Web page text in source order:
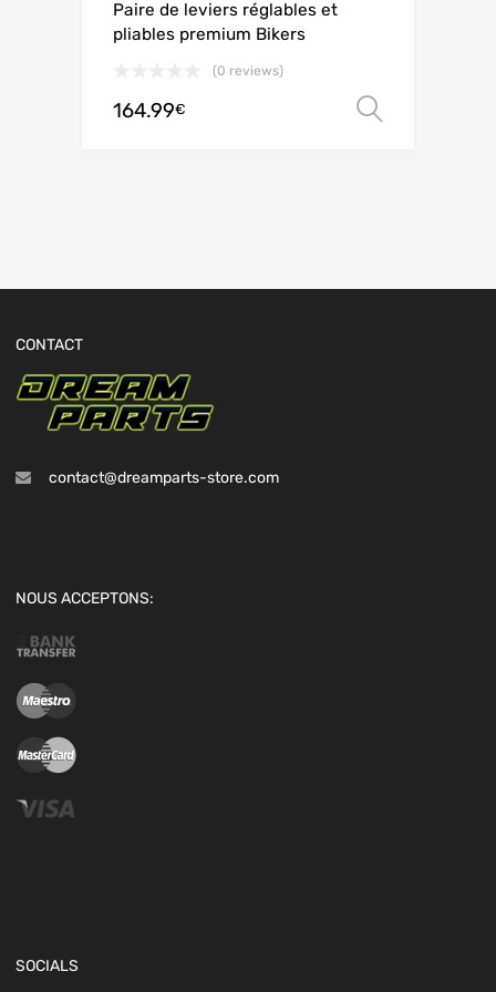
Paire de leviers réglables et
pliables premium Bikers
(0 reviews)
164.99€
CONTACT
contact@dreamparts-store.com
NOUS ACCEPTONS:
SOCIALS